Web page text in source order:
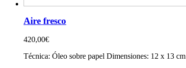
Aire fresco
420,00€
Técnica: Óleo sobre papel Dimensiones: 12 x 13 cm